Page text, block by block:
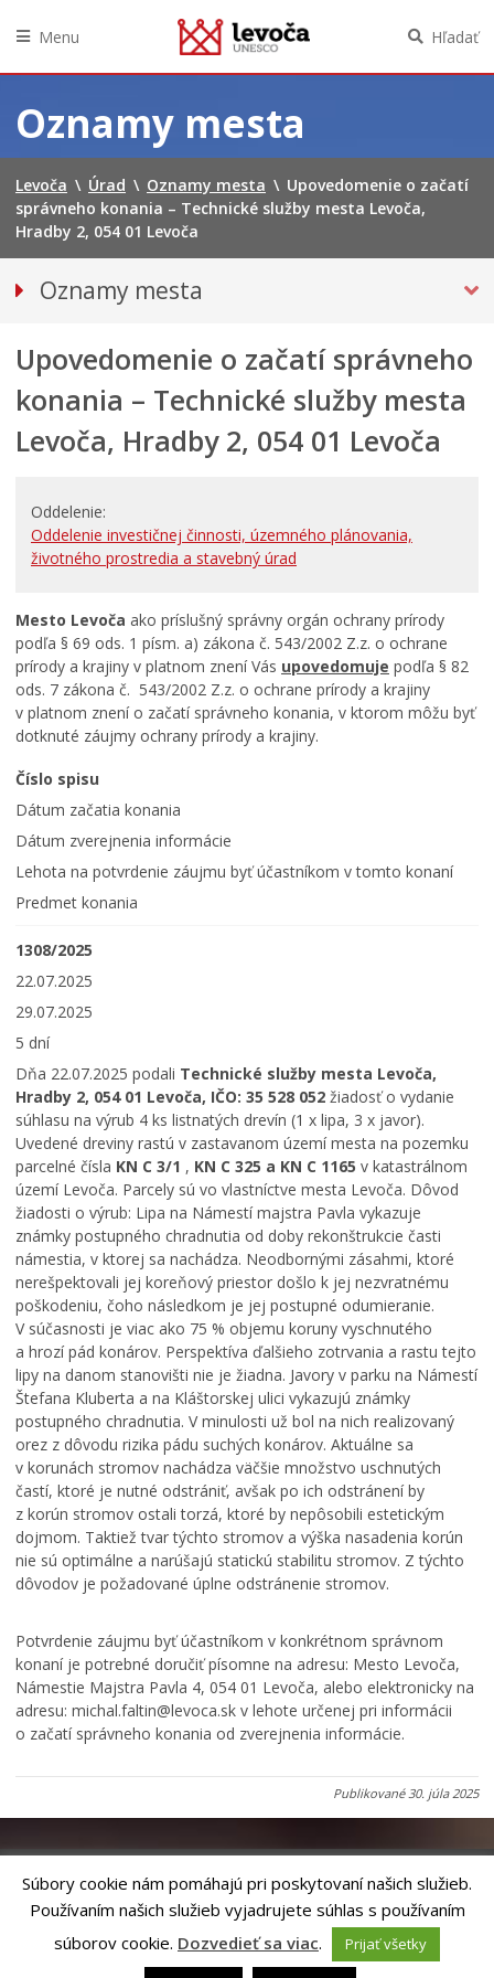
obsah
Menu Hľadať
Oznamy mesta
Levoča \ Úrad \ Oznamy mesta \ Upovedomenie o začatí
správneho konania – Technické služby mesta Levoča,
Hradby 2, 054 01 Levoča
Oznamy mesta
Bezpečnosť
Doprava, údržba komunikácií
Kultúra, šport a propagácia
RODINA, ŽIVOT, BÝVANIE
Školstvo
Zamestnanie v samospráve
ŽIVOTNÉ PROSTREDIE A ODPADY
Upovedomenie o začatí správneho
konania – Technické služby mesta
Levoča, Hradby 2, 054 01 Levoča
Oddelenie
Oddelenie investičnej činnosti, územného plánovania,
životného prostredia a stavebný úrad
Mesto Levoča ako príslušný správny orgán ochrany prírody
podľa § 69 ods. 1 písm. a) zákona č. 543/2002 Z.z. o ochrane
prírody a krajiny v platnom znení Vás upovedomuje podľa § 82
ods. 7 zákona č. 543/2002 Z.z. o ochrane prírody a krajiny
v platnom znení o začatí správneho konania, v ktorom môžu byť
dotknuté záujmy ochrany prírody a krajiny.
Číslo spisu
Dátum začatia konania
Dátum zverejnenia informácie
Lehota na potvrdenie záujmu byť účastníkom v tomto konaní
Predmet konania
1308/2025
22.07.2025
29.07.2025
5 dní
Dňa 22.07.2025 podali Technické služby mesta Levoča,
Hradby 2, 054 01 Levoča, IČO: 35 528 052 žiadosť o vydanie
súhlasu na výrub 4 ks listnatých drevín (1 x lipa, 3 x javor).
Uvedené dreviny rastú v zastavanom území mesta na pozemku
parcelné čísla KN C 3/1 , KN C 325 a KN C 1165 v katastrálnom
území Levoča. Parcely sú vo vlastníctve mesta Levoča. Dôvod
žiadosti o výrub: Lipa na Námestí majstra Pavla vykazuje
známky postupného chradnutia od doby rekonštrukcie časti
námestia, v ktorej sa nachádza. Neodbornými zásahmi, ktoré
nerešpektovali jej koreňový priestor došlo k jej nezvratnému
poškodeniu, čoho následkom je jej postupné odumieranie.
V súčasnosti je viac ako 75 % objemu koruny vyschnutého
a hrozí pád konárov. Perspektíva ďalšieho zotrvania a rastu tejto
lipy na danom stanovišti nie je žiadna. Javory v parku na Námestí
Štefana Kluberta a na Kláštorskej ulici vykazujú známky
postupného chradnutia. V minulosti už bol na nich realizovaný
orez z dôvodu rizika pádu suchých konárov. Aktuálne sa
v korunách stromov nachádza väčšie množstvo uschnutých
častí, ktoré je nutné odstrániť, avšak po ich odstránení by
z korún stromov ostali torzá, ktoré by nepôsobili estetickým
dojmom. Taktiež tvar týchto stromov a výška nasadenia korún
nie sú optimálne a narúšajú statickú stabilitu stromov. Z týchto
dôvodov je požadované úplne odstránenie stromov.
Potvrdenie záujmu byť účastníkom v konkrétnom správnom
konaní je potrebné doručiť písomne na adresu: Mesto Levoča,
Námestie Majstra Pavla 4, 054 01 Levoča, alebo elektronicky na
adresu: michal.faltin@levoca.sk v lehote určenej pri informácii
o začatí správneho konania od zverejnenia informácie.
Publikované30. júla 2025
RiešenieANTIK SMART CITY
| Technický prevádzkovateľ – MVI
Technology, s.r.o.
Správca webového sídla: Mesto Levoča, Námestie Majstra Pavla 4, 054 01
webmaster@levoca.sk|Vyhlásenie o prístupnosti
Súbory cookie nám pomáhajú pri poskytovaní našich služieb.
Používaním našich služieb vyjadrujete súhlas s používaním
súborov cookie. Dozvedieť sa viac.
Prijať všetky